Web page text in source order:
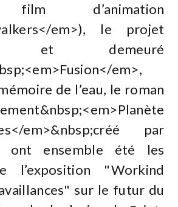
film d’animation
em>), le projet
et demeuré
em>,
de l’eau, le roman
em>&nbsp;créé par
ont ensemble été les
l’exposition "Workind
sur le futur du